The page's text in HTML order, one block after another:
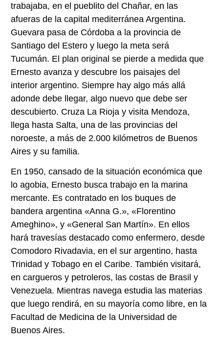
trabajaba, en el pueblito del Chañar, en las
afueras de la capital mediterránea Argentina.
Guevara pasa de Córdoba a la provincia de
Santiago del Estero y luego la meta será
Tucumán. El plan original se pierde a medida que
Ernesto avanza y descubre los paisajes del
interior argentino. Siempre hay algo más allá
adonde debe llegar, algo nuevo que debe ser
descubierto. Cruza La Rioja y visita Mendoza,
llega hasta Salta, una de las provincias del
noroeste, a más de 2.000 kilómetros de Buenos
Aires y su familia.
En 1950, cansado de la situación económica que
lo agobia, Ernesto busca trabajo en la marina
mercante. Es contratado en los buques de
bandera argentina «Anna G.», «Florentino
Ameghino», y «General San Martín». En ellos
hará travesías destacado como enfermero, desde
Comodoro Rivadavia, en el sur argentino, hasta
Trinidad y Tobago en el Caribe. También visitará,
en cargueros y petroleros, las costas de Brasil y
Venezuela. Mientras navega estudia las materias
que luego rendirá, en su mayoría como libre, en la
Facultad de Medicina de la Universidad de
Buenos Aires.